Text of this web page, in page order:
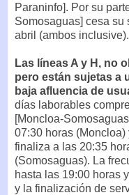
Paraninfo]. Por su
Somosaguas] cesa su
abril (ambos inclusive).
Las líneas A y H, no
pero están sujetas a
baja afluencia de
días laborables
[Moncloa-
07:30 horas
finaliza a las 20:35
(Somosaguas). La
hasta las 19:00 horas
y la finalización de